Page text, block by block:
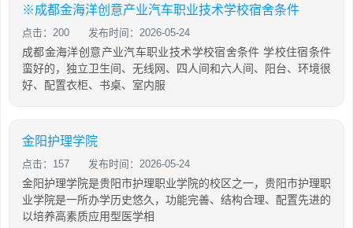
※成都金海洋创意产业汽车职业技术学校宿舍条件
点击：200 发布时间：2026-05-24
成都金海洋创意产业汽车职业技术学校宿舍条件 学校住宿条件
蛮好的，独立卫生间、无线网、四人间和六人间、阳台、环境很
好、配置衣柜、书桌、室内服
金阳护理学院
点击：157 发布时间：2026-05-24
金阳护理学院是贵阳市护理职业学院的校区之一，贵阳市护理职
业学院是一所办学历史悠久，功能完善、结构合理、配置先进的
以培养高素质应用型医学相